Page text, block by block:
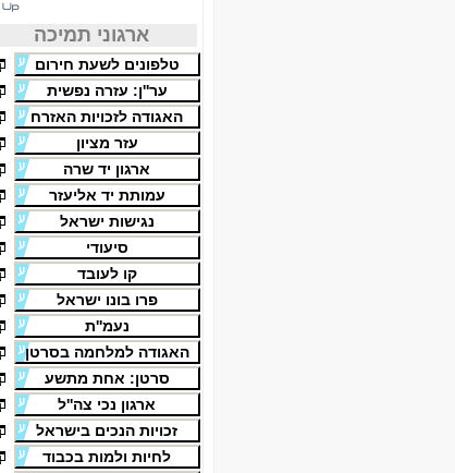
ארגוני תמיכה
טלפונים לשעת חירום
ער''ן: עזרה נפשית
האגודה לזכויות האזרח
עזר מציון
ארגון יד שרה
עמותת יד אליעזר
נגישות ישראל
סיעודי
קו לעובד
פרו בונו ישראל
נעמ''ת
האגודה למלחמה בסרטן
סרטן: אחת מתשע
ארגון נכי צה''ל
זכויות הנכים בישראל
לחיות ולמות בכבוד